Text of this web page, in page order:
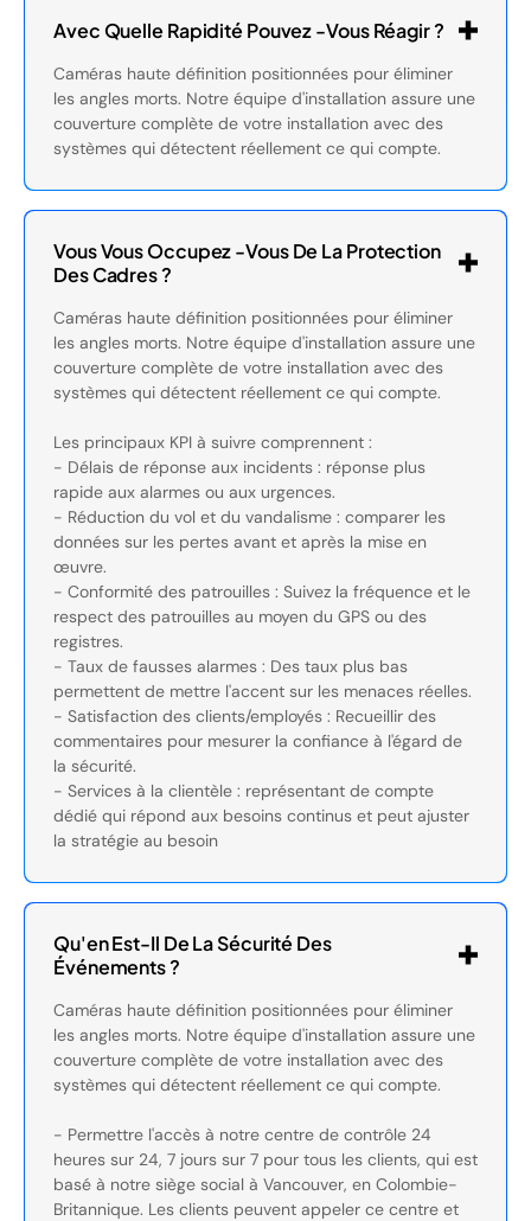
Avec Quelle Rapidité Pouvez -vous Réagir ?
Caméras haute définition positionnées pour éliminer
les angles morts. Notre équipe d'installation assure une
couverture complète de votre installation avec des
systèmes qui détectent réellement ce qui compte.
Vous Vous Occupez -vous De La Protection
Des Cadres ?
Caméras haute définition positionnées pour éliminer
les angles morts. Notre équipe d'installation assure une
couverture complète de votre installation avec des
systèmes qui détectent réellement ce qui compte.
Les principaux KPI à suivre comprennent :
- Délais de réponse aux incidents : réponse plus
rapide aux alarmes ou aux urgences.
- Réduction du vol et du vandalisme : comparer les
données sur les pertes avant et après la mise en
œuvre.
- Conformité des patrouilles : Suivez la fréquence et le
respect des patrouilles au moyen du GPS ou des
registres.
- Taux de fausses alarmes : Des taux plus bas
permettent de mettre l'accent sur les menaces réelles.
- Satisfaction des clients/employés : Recueillir des
commentaires pour mesurer la confiance à l'égard de
la sécurité.
- Services à la clientèle : représentant de compte
dédié qui répond aux besoins continus et peut ajuster
la stratégie au besoin
Qu'en Est-Il De La Sécurité Des
Événements ?
Caméras haute définition positionnées pour éliminer
les angles morts. Notre équipe d'installation assure une
couverture complète de votre installation avec des
systèmes qui détectent réellement ce qui compte.
- Permettre l'accès à notre centre de contrôle 24
heures sur 24, 7 jours sur 7 pour tous les clients, qui est
basé à notre siège social à Vancouver, en Colombie-
Britannique. Les clients peuvent appeler ce centre et